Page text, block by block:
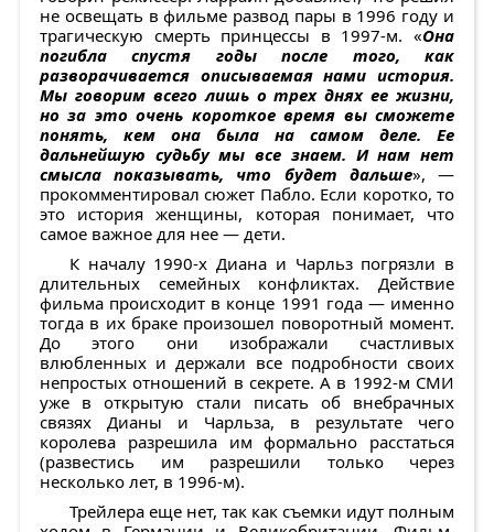
не освещать в фильме развод пары в 1996 году и
трагическую смерть принцессы в 1997-м. «Она
погибла спустя годы после того, как
разворачивается описываемая нами история.
Мы говорим всего лишь о трех днях ее жизни,
но за это очень короткое время вы сможете
понять, кем она была на самом деле. Ее
дальнейшую судьбу мы все знаем. И нам нет
смысла показывать, что будет дальше», —
прокомментировал сюжет Пабло. Если коротко, то
это история женщины, которая понимает, что
самое важное для нее — дети.
К началу 1990-х Диана и Чарльз погрязли в
длительных семейных конфликтах. Действие
фильма происходит в конце 1991 года — именно
тогда в их браке произошел поворотный момент.
До этого они изображали счастливых
влюбленных и держали все подробности своих
непростых отношений в секрете. А в 1992-м СМИ
уже в открытую стали писать об внебрачных
связях Дианы и Чарльза, в результате чего
королева разрешила им формально расстаться
(развестись им разрешили только через
несколько лет, в 1996-м).
Трейлера еще нет, так как съемки идут полным